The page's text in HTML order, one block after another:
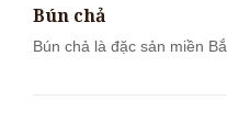
Bún chả
Bún chả là đặc sản miền Bắc